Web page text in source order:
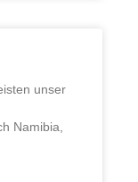
unser
Namibia,